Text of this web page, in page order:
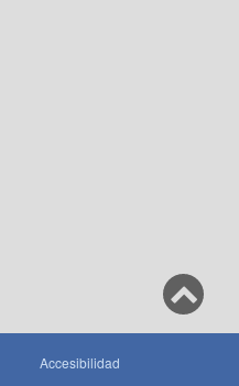
Accesibilidad